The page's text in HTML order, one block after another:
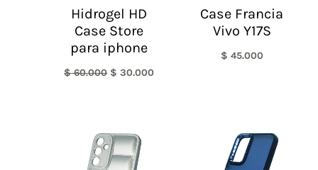
Hidrogel HD
Case Store
para iphone
$60.000 $ 30.000
Case Francia
Vivo Y17S
$ 45.000